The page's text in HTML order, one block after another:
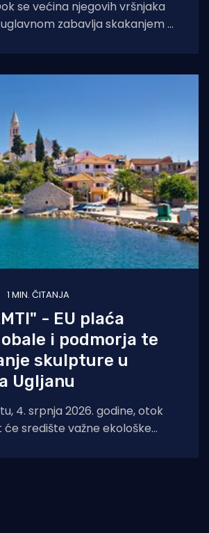
se većina njegovih vršnjaka
zabavlja skakanjem u
1 MIN. ČITANJA
- EU plaća
i podmorja te
skulpture u
Ugljanu
4. srpnja 2026. godine, otok
će središte važne ekološke